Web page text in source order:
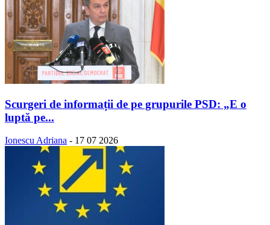
Scurgeri de informații de pe grupurile PSD: „E o
luptă pe...
Ionescu Adriana - 17 07 2026